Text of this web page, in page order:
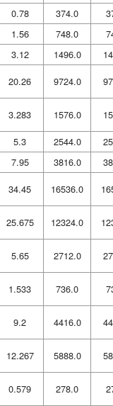
0.78 374.0
1.56 748.0
3.12 1496.0
20.26 9724.0
3.283 1576.0
5.3 2544.0
7.95 3816.0
34.45 16536.0
25.675 12324.0
5.65 2712.0
1.533 736.0
9.2 4416.0
12.267 5888.0
0.579 278.0